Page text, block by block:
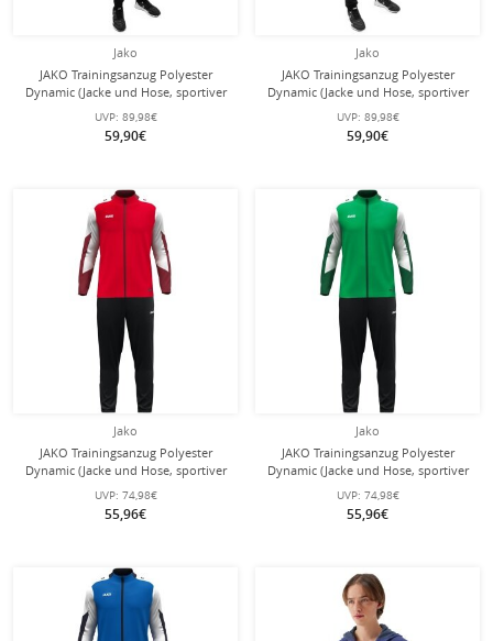
Jako
JAKO Trainingsanzug Polyester
Dynamic (Jacke und Hose, sportiver
Schnitt) rot/weiss/dunkelrot Herren
UVP: 89,98€
59,90€
Jako
JAKO Trainingsanzug Polyester
Dynamic (Jacke und Hose, sportiver
Schnitt) schwarz/weiss/anthrazitgrau
Herren
UVP: 89,98€
59,90€
Jako
JAKO Trainingsanzug Polyester
Dynamic (Jacke und Hose, sportiver
Schnitt) rot/weiss/dunkelrot Kinder
UVP: 74,98€
55,96€
Jako
JAKO Trainingsanzug Polyester
Dynamic (Jacke und Hose, sportiver
Schnitt) grün/weiss/dunkelgrün
Kinder
UVP: 74,98€
55,96€